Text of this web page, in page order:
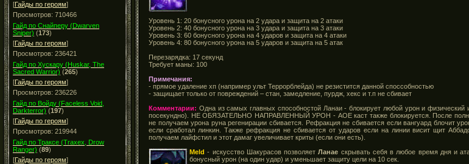
[Гайды по героям]
Просмотров: 710466
Гайд по Снайперу (Dwarven
Sniper) (173)
[Гайды по героям]
Просмотров: 236421
Гайд по Хускару (Huskar, The
Sacred Warrior) (265)
[Гайды по героям]
Просмотров: 236226
Гайд по Войду (Faceless Void,
Darkterror) (197)
[Гайды по героям]
Просмотров: 219944
Гайд по Траксе (Traxex, Drow
Ranger) (89)
[Гайды по героям]
Уровень 1: 20 бонусного урона на 2 удара и защита на 2 атаки
Уровень 2: 40 бонусного урона на 3 удара и защита на 3 атаки
Уровень 3: 60 бонусного урона на 4 ударов и защита на 4 атаки
Уровень 4: 80 бонусного урона на 5 ударов и защита на 5 атак
Перезарядка: 17 секунд
Требует маны: 100
Примечания:
- прямое удаление хп (например ульт Террорблейда) не резистится данной споссобностью
- защищает только от повреждений – стан, замедление, пурдж, хекс и т.п не сбивает
Комментарии: Одна из самых главных способностой Ланаи - блокирует любой урон и
посекундно). НЕ ОБЯЗАТЕЛЬНО НАПРАВЛЕННЫЙ УРОН - АОЕ каст также блокируется. После
не получаем урона руна регенирации сбивается. Рефракция не сбивается если вангуард блочит
если сработал линкин. Также рефракция не сбивается от ударов если на линии висит щит
получаем лайфстил и этот дамаг увеличивает криты (если они есть).
Meld - искусство Шакурасов позволяетЛанае скрывать себя в любое время дня и
бонусный урон (на один удар) и уменьшает защиту цели на 10 сек.